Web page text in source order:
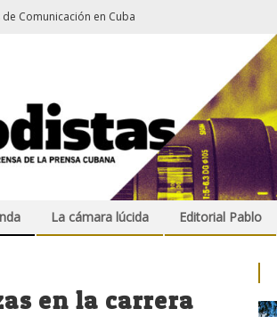
Comunicación en Cuba
La cámara lúcida Editorial Pablo
en la carrera